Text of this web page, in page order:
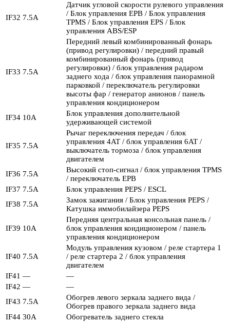
IF32 7.5А
Датчик угловой скорости рулевого управления
/ Блок управления EPB / Блок управления
TPMS / Блок управления EPS / Блок
управления ABS/ESP
IF33 7.5А
Передний левый комбинированный фонарь
(привод регулировки) / передний правый
комбинированный фонарь (привод
регулировки) / блок управления радаром
заднего хода / блок управления панорамной
парковкой / переключатель регулировки
высоты фар / генератор анионов / панель
управления кондиционером
IF34 10А
Блок управления дополнительной
удерживающей системой
IF35 7.5А
Рычаг переключения передач / блок
управления 4AT / блок управления 6AT /
выключатель тормоза / блок управления
двигателем
IF36 7.5А
Высокий стоп-сигнал / блок управления TPMS
/ переключатель EPB
IF37 7.5А
Блок управления PEPS / ESCL
IF38 7.5А
Замок зажигания / Блок управления PEPS /
Катушка иммобилайзера PEPS
IF39 10А
Передняя центральная консольная панель /
блок управления кондиционером / панель
управления кондиционером
IF40 7.5А
Модуль управления кузовом / реле стартера 1
/ реле стартера 2 / блок управления
двигателем
IF41 —
—
IF42 —
—
IF43 7.5А
Обогрев левого зеркала заднего вида /
Обогрев правого зеркала заднего вида
IF44 30А
Обогреватель заднего стекла